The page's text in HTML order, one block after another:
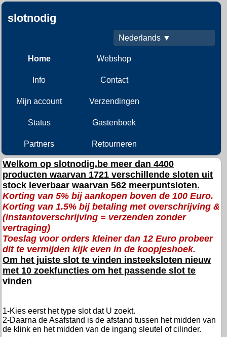
slotnodig
Nederlands ▼
Home Webshop
Info Contact
Mijn account Verzendingen
Status Gastenboek
Partners Retourneren
Welkom op slotnodig.be meer dan 4400
producten waarvan 1721 verschillende sloten uit
stock leverbaar waarvan 562 meerpuntsloten.
Korting van 5% bij aankopen boven de 100 Euro.
Korting van 1.5% bij betaling met overschrijving &
(instantoverschrijving = verzenden zonder
vertraging)
Toeslag voor orders kleiner dan 12 Euro probeer
dit te vermijden kijk even in de koopjeshoek.
Om het juiste slot te vinden insteeksloten nieuw
met 10 zoekfuncties om het passende slot te
vinden
1-Kies eerst het type slot dat U zoekt.
2-Daarna de Asafstand is de afstand tussen het midden van
de klink en het midden van de ingang sleutel of cilinder.